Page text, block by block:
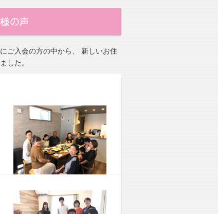
ご入会の方の中から、 新しいお住
した。